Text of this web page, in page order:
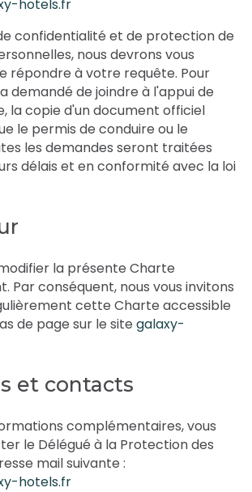
hotels.fr
confidentialité et de protection de
nous devrons vous
répondre à votre requête. Pour
demandé de joindre à l'appui de
la copie d'un document officiel
le permis de conduire ou le
les demandes seront traitées
délais et en conformité avec la loi
la présente Charte
Par conséquent, nous vous invitons
cette Charte accessible
de page sur le site galaxy-
et contacts
complémentaires, vous
le Délégué à la Protection des
mail suivante :
hotels.fr